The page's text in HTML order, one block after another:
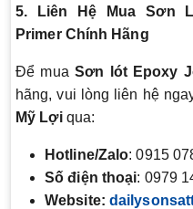
5. Liên Hệ Mua Sơn
Primer Chính Hãng
Để mua Sơn lót Epoxy
hãng, vui lòng liên hệ
Mỹ Lợiqua:
Hotline/Zalo: 0915
Số điện thoại: 0979
Website: